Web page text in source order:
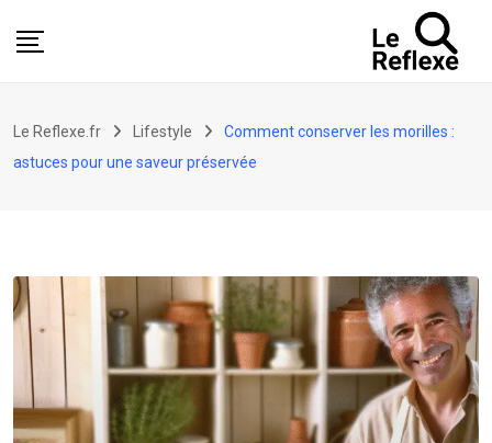
Le Reflexe.fr Lifestyle
Comment conserver les morilles :
astuces pour une saveur préservée